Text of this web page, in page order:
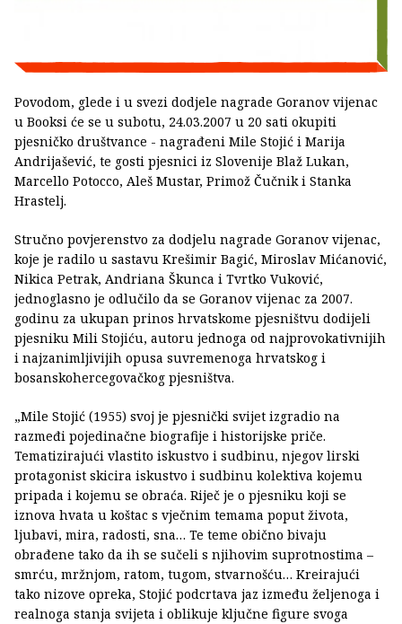
Povodom, glede i u svezi dodjele nagrade Goranov vijenac
u Booksi će se u subotu, 24.03.2007 u 20 sati okupiti
pjesničko društvance - nagrađeni Mile Stojić i Marija
Andrijašević, te gosti pjesnici iz Slovenije Blaž Lukan,
Marcello Potocco, Aleš Mustar, Primož Čučnik i Stanka
Hrastelj.
Stručno povjerenstvo za dodjelu nagrade Goranov vijenac,
koje je radilo u sastavu Krešimir Bagić, Miroslav Mićanović,
Nikica Petrak, Andriana Škunca i Tvrtko Vuković,
jednoglasno je odlučilo da se Goranov vijenac za 2007.
godinu za ukupan prinos hrvatskome pjesništvu dodijeli
pjesniku Mili Stojiću, autoru jednoga od najprovokativnijih
i najzanimljivijih opusa suvremenoga hrvatskog i
bosanskohercegovačkog pjesništva.
„Mile Stojić (1955) svoj je pjesnički svijet izgradio na
razmeđi pojedinačne biografije i historijske priče.
Tematizirajući vlastito iskustvo i sudbinu, njegov lirski
protagonist skicira iskustvo i sudbinu kolektiva kojemu
pripada i kojemu se obraća. Riječ je o pjesniku koji se
iznova hvata u koštac s vječnim temama poput života,
ljubavi, mira, radosti, sna… Te teme obično bivaju
obrađene tako da ih se sučeli s njihovim suprotnostima –
smrću, mržnjom, ratom, tugom, stvarnošću… Kreirajući
tako nizove opreka, Stojić podcrtava jaz između željenoga i
realnoga stanja svijeta i oblikuje ključne figure svoga